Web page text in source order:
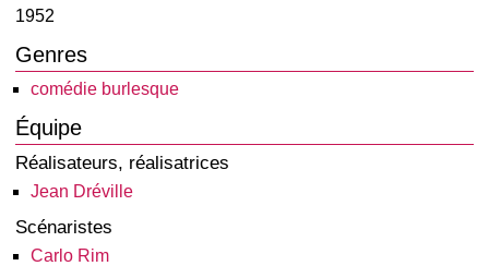
1952
Genres
comédie burlesque
Équipe
Réalisateurs, réalisatrices
Jean Dréville
Scénaristes
Carlo Rim